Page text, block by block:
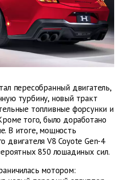
пересобранный двигатель,
турбину, новый тракт
топливные форсунки и
того, было доработано
В итоге, мощность
двигателя V8 Coyote Gen-4
850 лошадиных сил.
мотором: